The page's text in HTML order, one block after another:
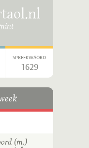
SPREEKWÄÖRD
1629
(m.)